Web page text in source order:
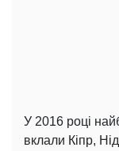
У 2016 році
вклали Кіпр,